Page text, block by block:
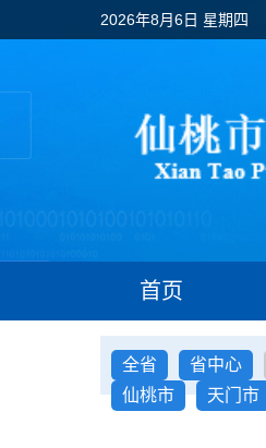
2026年8月6日 星期四
首页
全省
省中心
仙桃市
天门市